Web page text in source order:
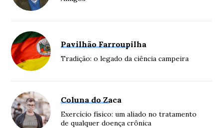
Pavilhão Farroupilha
Tradição: o legado da ciência campeira
Coluna do Zaca
Exercício físico: um aliado no tratamento
de qualquer doença crônica